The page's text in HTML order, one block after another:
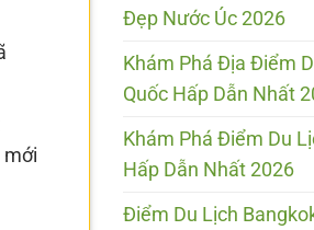
mới
Đẹp Nước Úc 2026
Khám Phá Địa Điểm
Quốc Hấp Dẫn Nhất
Khám Phá Điểm Du
Hấp Dẫn Nhất 2026
Điểm Du Lịch